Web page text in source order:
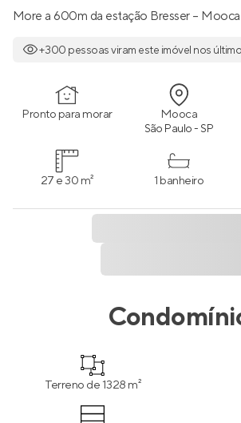
More a 600m da estação Bresser –
+300 pessoas viram este imóvel nos
Pronto para morar Mooca
São Paulo - SP
27 e 30 m² 1 banheiro
Terreno de 1328 m²